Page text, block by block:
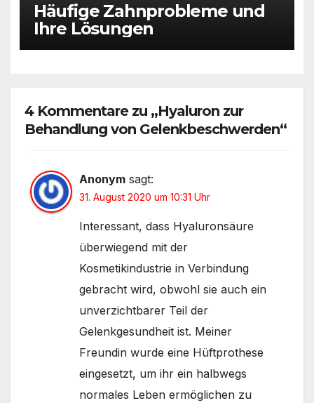
Häufige Zahnprobleme und
Ihre Lösungen
4 Kommentare zu „Hyaluron zur
Behandlung von Gelenkbeschwerden“
Anonym sagt:
31. August 2020 um 10:31 Uhr
Interessant, dass Hyaluronsäure
überwiegend mit der
Kosmetikindustrie in Verbindung
gebracht wird, obwohl sie auch ein
unverzichtbarer Teil der
Gelenkgesundheit ist. Meiner
Freundin wurde eine Hüftprothese
eingesetzt, um ihr ein halbwegs
normales Leben ermöglichen zu